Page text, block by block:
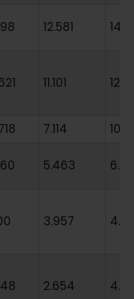
12.581
11.101
7.114
5.463
3.957
2.654